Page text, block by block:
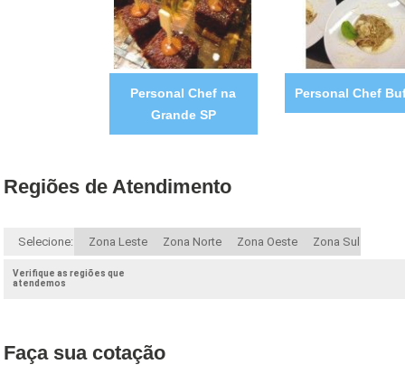
Personal Chef na
Grande SP
Personal Chef
Regiões de Atendimento
Selecione: Zona Leste Zona Norte Zona Oeste Zona Sul
Verifique as regiões que
atendemos
Faça sua cotação